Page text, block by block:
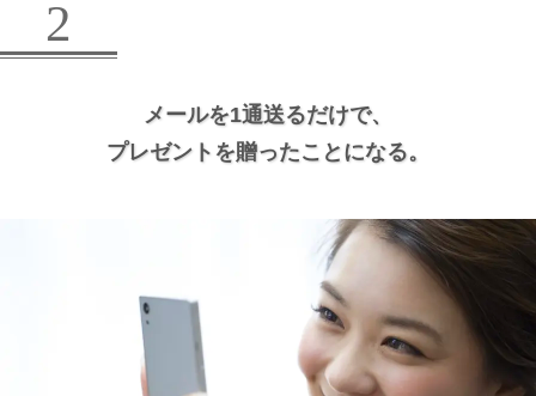
2
メールを1通送るだけで、
プレゼントを贈ったことになる。